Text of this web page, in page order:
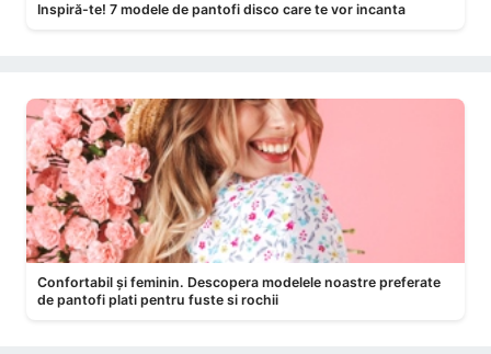
Inspiră-te! 7 modele de pantofi disco care te vor incanta
Confortabil și feminin. Descopera modelele noastre preferate
de pantofi plati pentru fuste si rochii